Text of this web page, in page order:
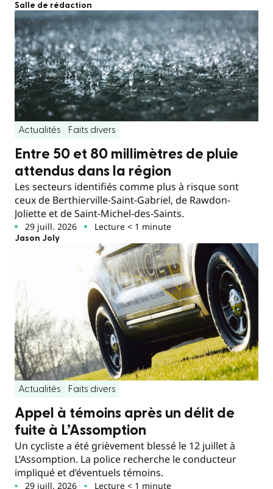
Salle de rédaction
Actualités Faits divers
Entre 50 et 80 millimètres de pluie
attendus dans la région
Les secteurs identifiés comme plus à risque sont
ceux de Berthierville-Saint-Gabriel, de Rawdon-
Joliette et de Saint-Michel-des-Saints.
29 juill. 2026 Lecture < 1 minute
Jason Joly
Actualités Faits divers
Appel à témoins après un délit de
fuite à L’Assomption
Un cycliste a été grièvement blessé le 12 juillet à
L’Assomption. La police recherche le conducteur
impliqué et d’éventuels témoins.
29 juill. 2026 Lecture < 1 minute